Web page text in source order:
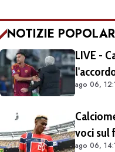
NOTIZIE
LIVE -
ago 06,
voci sul
lasciare
ago 06,